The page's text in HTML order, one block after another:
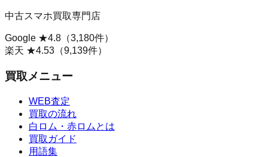
中古スマホ買取専門店
Google ★4.8 （3,180件）
楽天 ★4.53 （9,139件）
買取メニュー
WEB査定
買取の流れ
白ロム・赤ロムとは
買取ガイド
用語集